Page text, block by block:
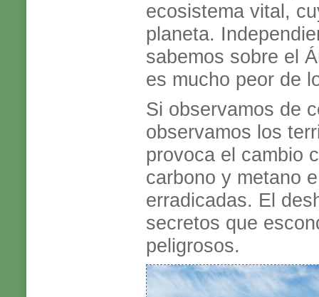
ecosistema vital,
planeta.
sabemos sobre el
es mucho peor de
Si observamos de
observamos los
provoca el cambio
carbono y metano
erradicadas. El
secretos que
peligrosos.